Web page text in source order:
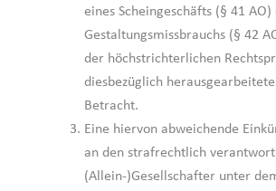
eines Scheingeschäfts (§ 41
Gestaltungsmissbrauchs (§ 42
der höchstrichterlichen
diesbezüglich
Betracht.
Eine hiervon abweichende
an den strafrechtlich
(Allein-)Gesellschafter unter